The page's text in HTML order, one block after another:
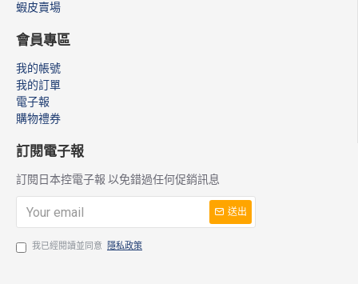
蝦皮賣場
會員專區
我的帳號
我的訂單
電子報
購物禮券
訂閱電子報
訂閱日本控電子報 以免錯過任何促銷訊息
送出
我已經閱讀並同意 隱私政策